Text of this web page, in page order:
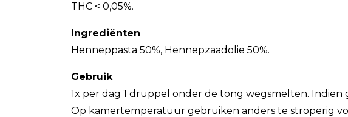
THC < 0,05%.
Ingrediënten
Henneppasta 50%, Hennepzaadolie 50%.
Gebruik
1x per dag 1 druppel onder de tong wegsmelten.
Op kamertemperatuur gebruiken anders te stroperig